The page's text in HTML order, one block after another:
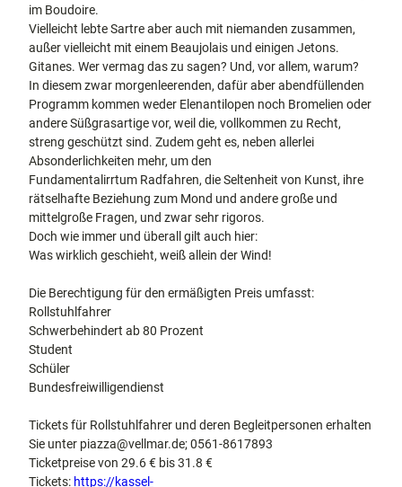
Street
Art
Theat
er und
Bühne
nkunst
Unterkünfte
Ausflugsziele
in der Region
Häufig
gestellte
Fragen
im Boudoire.
Vielleicht lebte Sartre aber auch mit niemanden zusammen,
außer vielleicht mit einem Beaujolais und einigen Jetons.
Gitanes. Wer vermag das zu sagen? Und, vor allem, warum?
In diesem zwar morgenleerenden, dafür aber abendfüllenden
Programm kommen weder Elenantilopen noch Bromelien oder
andere Süßgrasartige vor, weil die, vollkommen zu Recht,
streng geschützt sind. Zudem geht es, neben allerlei
Absonderlichkeiten mehr, um den
Fundamentalirrtum Radfahren, die Seltenheit von Kunst, ihre
rätselhafte Beziehung zum Mond und andere große und
mittelgroße Fragen, und zwar sehr rigoros.
Doch wie immer und überall gilt auch hier:
Was wirklich geschieht, weiß allein der Wind!
Die Berechtigung für den ermäßigten Preis umfasst:
Rollstuhlfahrer
Schwerbehindert ab 80 Prozent
Student
Schüler
Bundesfreiwilligendienst
Tickets für Rollstuhlfahrer und deren Begleitpersonen erhalten
Sie unter piazza@vellmar.de; 0561-8617893
Ticketpreise von 29.6 € bis 31.8 €
Tickets: https://kassel-